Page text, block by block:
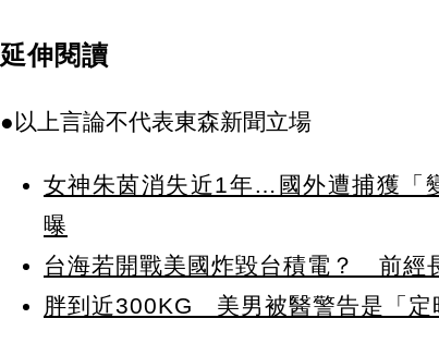
延伸閱讀
●以上言論不代表東森新聞立場
女神朱茵消失近1年…國外遭捕獲
曝
台海若開戰美國炸毀台積電？ 前經
胖到近300KG 美男被醫警告是「定